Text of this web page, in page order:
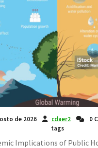
de 2026 cdaer2 0
tags
Implications of Public